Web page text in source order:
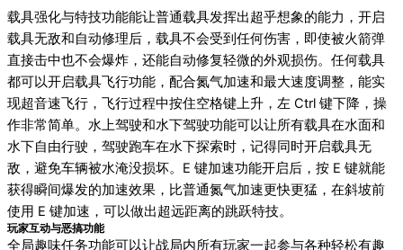
载具强化与特技功能能让普通载具发挥出超乎想象的能力，开启
载具无敌和自动修理后，载具不会受到任何伤害，即使被火箭弹
直接击中也不会爆炸，还能自动修复轻微的外观损伤。任何载具
都可以开启载具飞行功能，配合氮气加速和最大速度调整，能实
现超音速飞行，飞行过程中按住空格键上升，左 Ctrl 键下降，操
作非常简单。水上驾驶和水下驾驶功能可以让所有载具在水面和
水下自由行驶，驾驶跑车在水下探索时，记得同时开启载具无
敌，避免车辆被水淹没损坏。E 键加速功能开启后，按 E 键就能
获得瞬间爆发的加速效果，比普通氮气加速更快更猛，在斜坡前
使用 E 键加速，可以做出超远距离的跳跃特技。
玩家互动与恶搞功能
全局趣味任务功能可以让战局内所有玩家一起参与各种轻松有趣